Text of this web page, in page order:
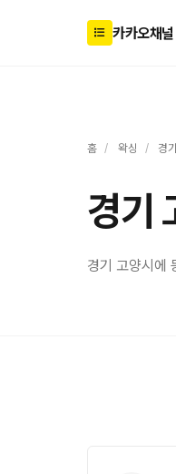
카카오채널
홈 / 왁싱 / 경
경기
경기 고양시에